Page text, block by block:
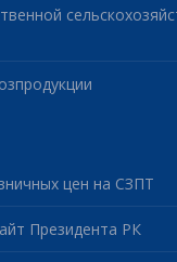
цен на СЗПТ
Президента РК